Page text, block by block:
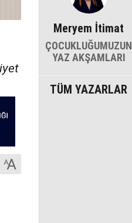
Meryem İtimat
ÇOCUKLUĞUMUZUN
YAZ AKŞAMLARI
TÜM YAZARLAR